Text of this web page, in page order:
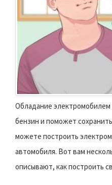
Обладание
бензин и поможет
можете построить
автомобиля. Вот вам
описывают, как построить